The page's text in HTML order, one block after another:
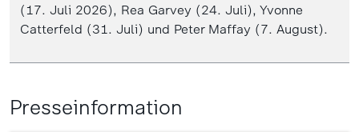
(17. Juli 2026), Rea Garvey (24. Juli), Yvonne
Catterfeld (31. Juli) und Peter Maffay (7. August).
Presseinformation